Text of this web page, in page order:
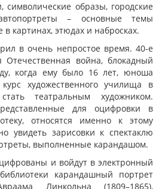
символические образы, городские
– основные темы
картинах, этюдах и набросках.
в очень непростое время. 40-е
Отечественная война, блокадный
когда ему было 16 лет, юноша
художественного училища в
театральным художником.
для оцифровки в
относятся именно к этому
увидеть зарисовки к спектаклю
выполненные карандашом.
и войдут в электронный
карандашный портрет
Линкольна (1809–1865),